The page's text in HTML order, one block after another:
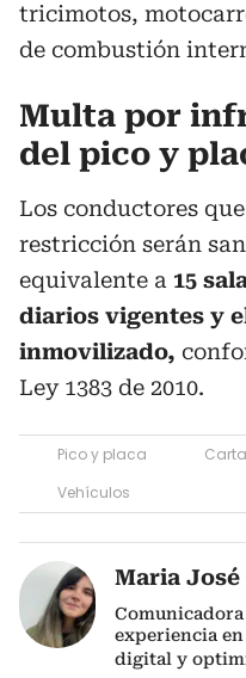
tricimotos,
de combustión
Multa por
del pico y
Los conductores
restricción serán
equivalente a 15
diarios vigentes y
inmovilizado,
Ley 1383 de 2010.
Pico y placa
Vehículos
Maria José
experiencia
digital y